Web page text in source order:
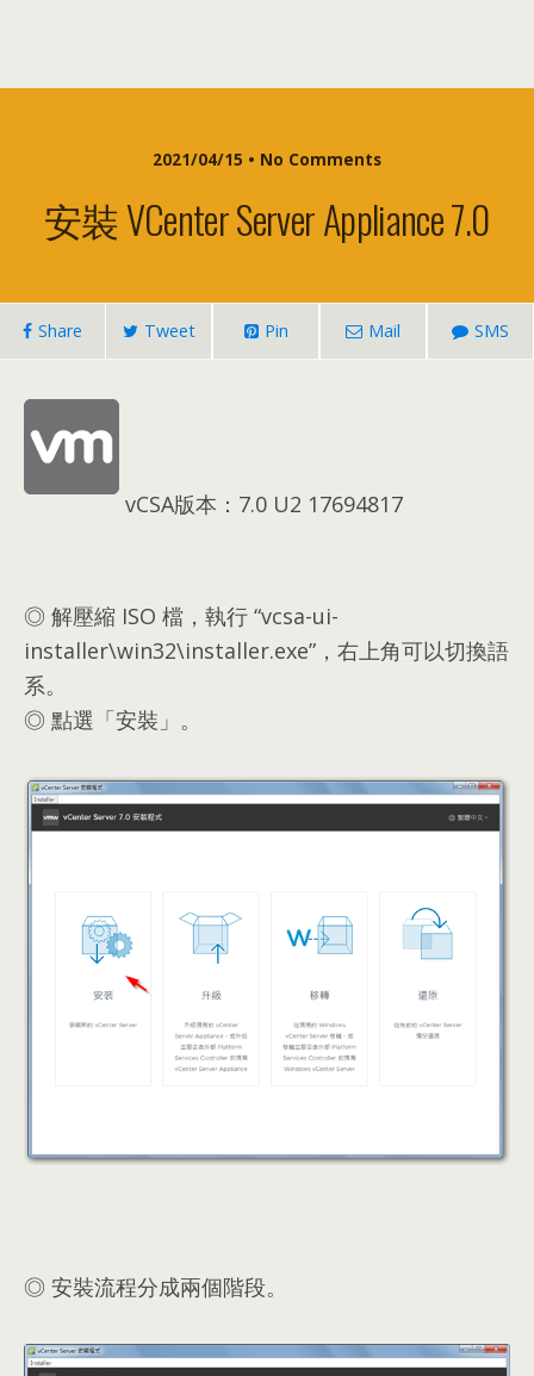
2021/04/15 • No Comments
安裝 VCenter Server Appliance 7.0
Share Tweet Pin Mail SMS
vCSA版本：7.0 U2 17694817
◎ 解壓縮 ISO 檔，執行 “vcsa-ui-
installer\win32\installer.exe”，右上角可以切換語
系。
◎ 點選「安裝」。
◎ 安裝流程分成兩個階段。